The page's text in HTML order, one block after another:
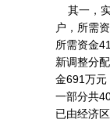
其一，实
户，所需
所需资金
新调整分
金691万元
一部分共
已由经济